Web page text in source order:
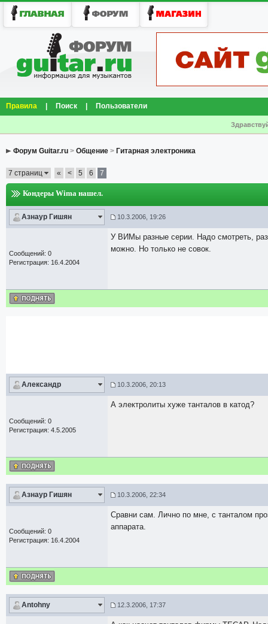
Правила Поиск Пользователи
Форум Guitar.ru > Общение > Гитарная электроника
7 страниц « < 5 6 7
Кондеры Wima нашел.
Азнаур Гишян 10.3.2006, 19:26
Сообщений: 0
Регистрация: 16.4.2004
У ВИМы разные серии. Надо смотреть,
можно. Но только не совок.
Александр 10.3.2006, 20:13
Сообщений: 0
Регистрация: 4.5.2005
А электролиты хуже танталов в катод?
Азнаур Гишян 10.3.2006, 22:34
Сообщений: 0
Регистрация: 16.4.2004
Сравни сам. Лично по мне, с танталом
аппарата.
Antohny 12.3.2006, 17:37